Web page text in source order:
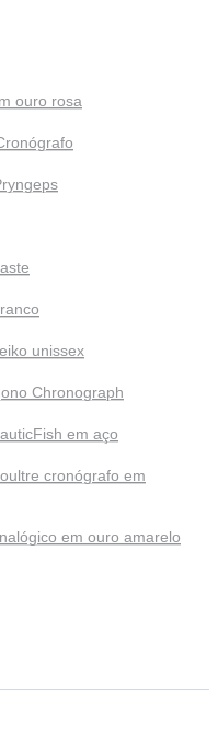
ouro rosa
unissex
Chronograph
em aço
cronógrafo em
em ouro amarelo